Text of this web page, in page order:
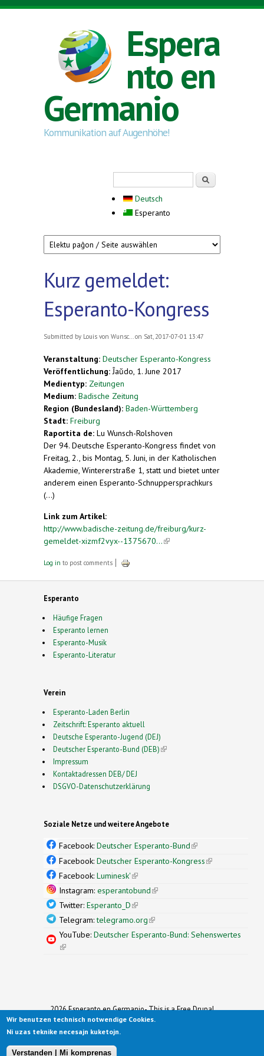
Skip to main content
Espera
nto en
Germanio
Kommunikation auf Augenhöhe!
Deutsch
Esperanto
Kurz gemeldet:
Esperanto-Kongress
Submitted by Louis von Wunsc... on Sat, 2017-07-01 13:47
Veranstaltung: Deutscher Esperanto-Kongress
Veröffentlichung: Ĵaŭdo, 1. June 2017
Medientyp: Zeitungen
Medium: Badische Zeitung
Region (Bundesland): Baden-Württemberg
Stadt: Freiburg
Raportita de: Lu Wunsch-Rolshoven
Der 94. Deutsche Esperanto-Kongress findet von
Freitag, 2., bis Montag, 5. Juni, in der Katholischen
Akademie, Wintererstraße 1, statt und bietet unter
anderem einen Esperanto-Schnuppersprachkurs
(...)
Link zum Artikel:
http://www.badische-zeitung.de/freiburg/kurz-
gemeldet-xizmf2vyx--1375670...(link is external)
Log in to post comments
Esperanto
Häufige Fragen
Esperanto lernen
Esperanto-Musik
Esperanto-Literatur
Verein
Esperanto-Laden Berlin
Zeitschrift: Esperanto aktuell
Deutsche Esperanto-Jugend (DEJ)
Deutscher Esperanto-Bund (DEB)(link is external)
Impressum
Kontaktadressen DEB/ DEJ
DSGVO-Datenschutzerklärung
Soziale Netze und weitere Angebote
Facebook: Deutscher Esperanto-Bund(link is
external)
Facebook: Deutscher Esperanto-Kongress(link is
Facebook: Luminesk'(link is external)
Instagram: esperantobund(link is external)
Twitter: Esperanto_D(link is external)
Telegram:telegramo.org(link is external)
YouTube: Deutscher Esperanto-Bund: Sehenswertes
(link is external)
2026 Esperanto en Germanio- This is a Free Drupal
Theme
Ported to Drupal for the Open Source Community by
Original design by
Wir benutzen technisch notwendige Cookies.
Ni uzas teknike necesajn kuketojn.
Verstanden | Mi komprenas